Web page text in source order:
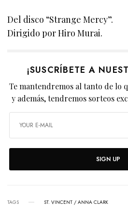
Del disco “Strange Mercy”.
Dirigido por Hiro Murai.
¡SUSCRÍBETE A
Te mantendremos al tanto de lo
y además, tendremos sorteos
SIGN UP
TAGS ST. VINCENT / ANNA CLARK